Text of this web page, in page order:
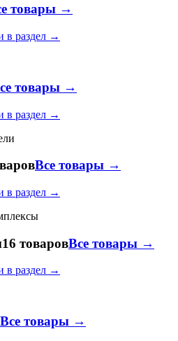
товары →
в раздел →
товары →
в раздел →
Все товары →
в раздел →
16 товаровВсе товары →
в раздел →
Все товары →